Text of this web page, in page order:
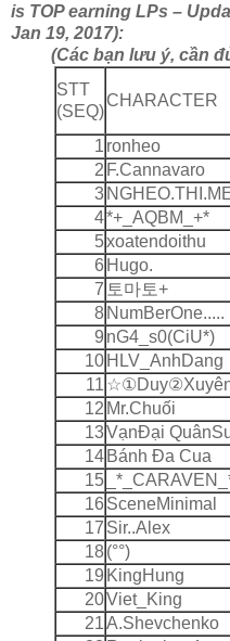
is TOP earning LPs –
Jan 19, 2017):
(Các bạn lưu ý, cần
STT
(SEQ)
CHARACTER
1 ronheo
2 F.Cannavaro
3
4*+_AQBM_+*
5xoatendoithu
6 Hugo.
7 토마토+
8 NumBerOne.....
9 nG4_s0(CiU*)
10 HLV_AnhDang
11
12 Mr.Chuối
13VạnÐại
14 Bánh Ða Cua
15
16 SceneMinimal
17 Sir..Alex
18(°°)
19 KingHung
20Viet_King
21A.Shevchenko